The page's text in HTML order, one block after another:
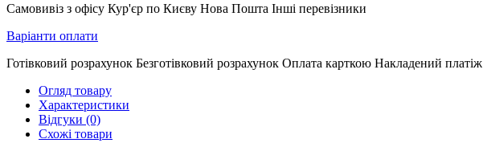
Самовивіз з офісу Кур'єр по Києву Нова Пошта Інші перевізники
Варіанти оплати
Готівковий розрахунок Безготівковий розрахунок Оплата карткою Накладений платіж
Огляд товару
Характеристики
Відгуки (0)
Схожі товари